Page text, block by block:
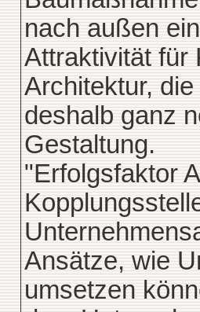
nach außen
Attraktivität für
Architektur,
deshalb ganz
Gestaltung.
"Erfolgsfaktor
Ansätze, wie
umsetzen